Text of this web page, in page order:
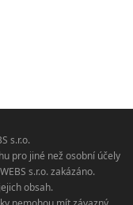
s.r.o.
pro jiné než osobní účely
s.r.o. zakázáno.
obsah.